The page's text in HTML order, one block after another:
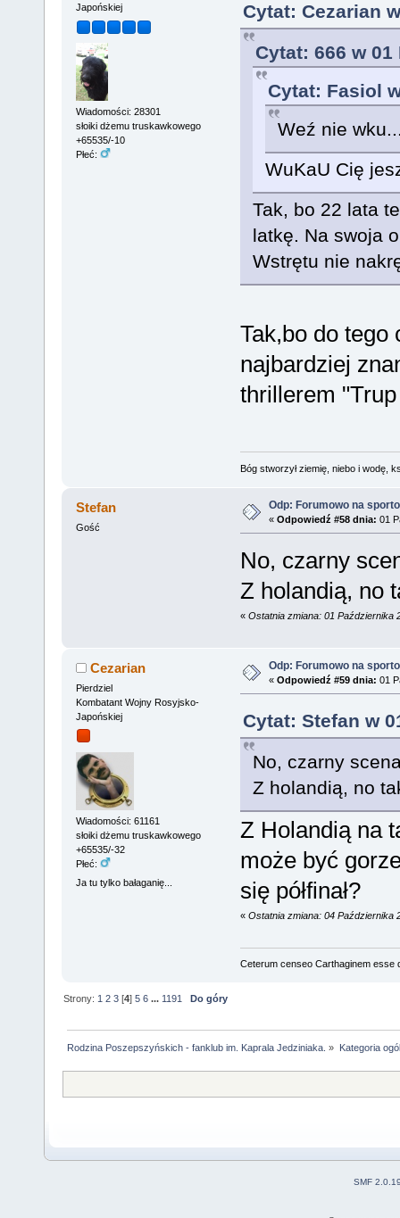
Japońskiej
Wiadomości: 28301
słoiki dżemu truskawkowego
+65535/-10
Płeć:
Cytat: Cezarian
Cytat: 666 w
Cytat: Fasiol
Weź nie
WuKaU Cię
Tak, bo 22 lata
latkę. Na swoja
Wstrętu nie
Tak,bo do tego
najbardziej
thrillerem
Bóg stworzył ziemię, niebo i wodę,
Stefan
Gość
Odp: Forumowo na
« Odpowiedź #58 dnia: 01
No, czarny
Z holandią, no
« Ostatnia zmiana: 01 Października
Cezarian
Pierdziel
Kombatant Wojny Rosyjsko-
Japońskiej
Wiadomości: 61161
słoiki dżemu truskawkowego
+65535/-32
Płeć:
Ja tu tylko bałaganię...
Odp: Forumowo na
« Odpowiedź #59 dnia: 01
Cytat: Stefan w
No, czarny
Z holandią, no
Z Holandią na
może być
się półfinał?
« Ostatnia zmiana: 04 Października
Ceterum censeo Carthaginem esse
Strony: 1 2 3 [4]5 6 ... 1191 Do góry
Rodzina Poszepszyńskich - fanklub im. Kaprala Jedziniaka. » Kategoria
SMF